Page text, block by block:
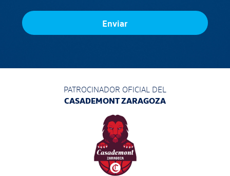
Enviar
PATROCINADOR OFICIAL DEL
CASADEMONT ZARAGOZA